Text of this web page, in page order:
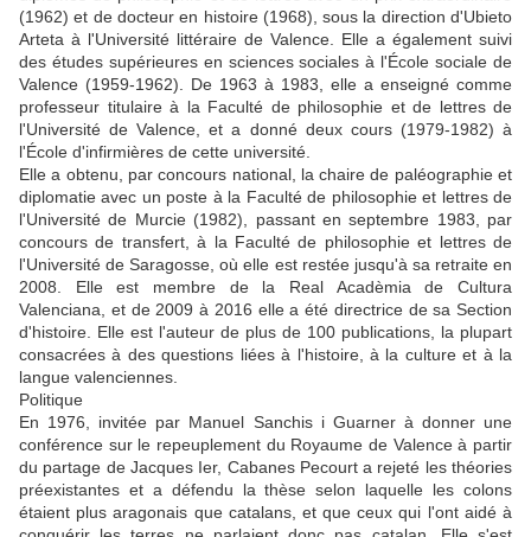
(1962) et de docteur en histoire (1968), sous la direction d'Ubieto
Arteta à l'Université littéraire de Valence. Elle a également suivi
des études supérieures en sciences sociales à l'École sociale de
Valence (1959-1962). De 1963 à 1983, elle a enseigné comme
professeur titulaire à la Faculté de philosophie et de lettres de
l'Université de Valence, et a donné deux cours (1979-1982) à
l'École d'infirmières de cette université.
Elle a obtenu, par concours national, la chaire de paléographie et
diplomatie avec un poste à la Faculté de philosophie et lettres de
l'Université de Murcie (1982), passant en septembre 1983, par
concours de transfert, à la Faculté de philosophie et lettres de
l'Université de Saragosse, où elle est restée jusqu'à sa retraite en
2008. Elle est membre de la Real Acadèmia de Cultura
Valenciana, et de 2009 à 2016 elle a été directrice de sa Section
d'histoire. Elle est l'auteur de plus de 100 publications, la plupart
consacrées à des questions liées à l'histoire, à la culture et à la
langue valenciennes.
Politique
En 1976, invitée par Manuel Sanchis i Guarner à donner une
conférence sur le repeuplement du Royaume de Valence à partir
du partage de Jacques Ier, Cabanes Pecourt a rejeté les théories
préexistantes et a défendu la thèse selon laquelle les colons
étaient plus aragonais que catalans, et que ceux qui l'ont aidé à